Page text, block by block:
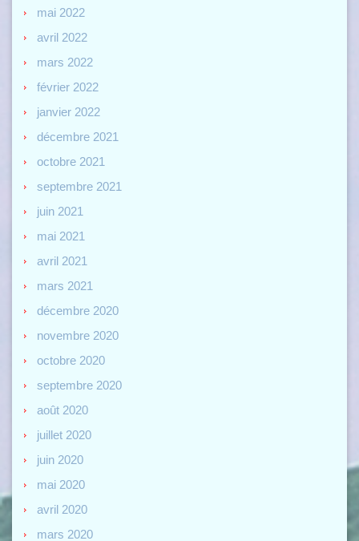
mai 2022
avril 2022
mars 2022
février 2022
janvier 2022
décembre 2021
octobre 2021
septembre 2021
juin 2021
mai 2021
avril 2021
mars 2021
décembre 2020
novembre 2020
octobre 2020
septembre 2020
août 2020
juillet 2020
juin 2020
mai 2020
avril 2020
mars 2020